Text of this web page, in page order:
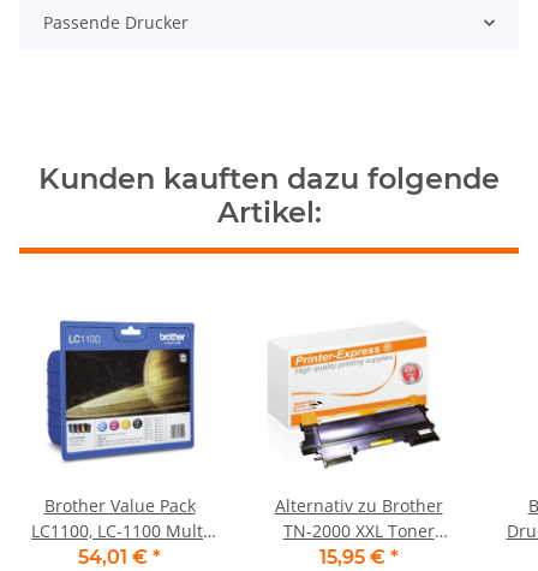
Passende Drucker
Kunden kauften dazu folgende
Artikel:
Brother Value Pack
LC1100, LC-1100 Multi
Pack, 4 Tintenpatronen
54,01 € *
Alternativ zu Brother
TN-2000 XXL Toner
schwarz
15,95 € *